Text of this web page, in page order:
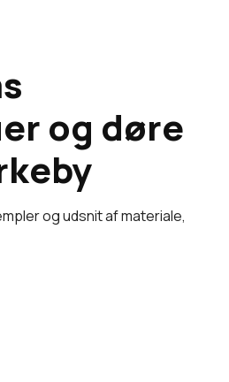
og døre
og udsnit af materiale,